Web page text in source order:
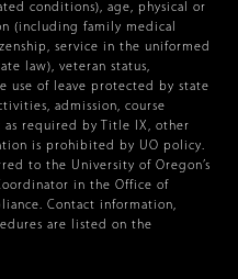
conditions), age, physical or
(including family medical
service in the uniformed
law), veteran status,
use of leave protected by state
admission, course
required by Title IX, other
is prohibited by UO policy.
to the University of Oregon’s
in the Office of
Contact information,
are listed on the